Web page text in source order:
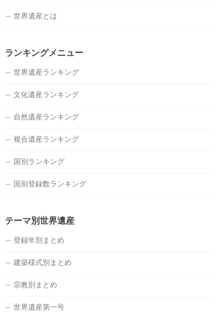
世界遺産とは
ランキングメニュー
世界遺産ランキング
文化遺産ランキング
自然遺産ランキング
複合遺産ランキング
国別ランキング
国別登録数ランキング
テーマ別世界遺産
登録年別まとめ
建築様式別まとめ
宗教別まとめ
世界遺産第一号